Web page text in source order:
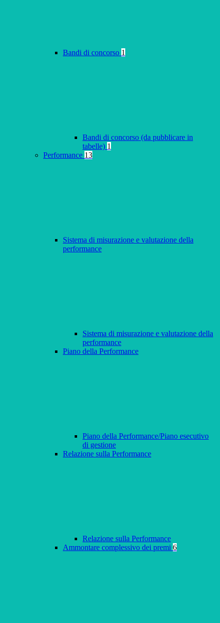
Bandi di concorso 1
Bandi di concorso (da pubblicare in
tabelle) 1
Performance 13
Sistema di misurazione e valutazione della
performance
Sistema di misurazione e valutazione della
performance
Piano della Performance
Piano della Performance/Piano esecutivo
di gestione
Relazione sulla Performance
Relazione sulla Performance
Ammontare complessivo dei premi 6